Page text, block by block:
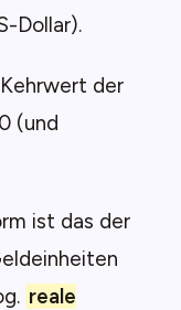
Dollar).
der
(und
ist das der
reale